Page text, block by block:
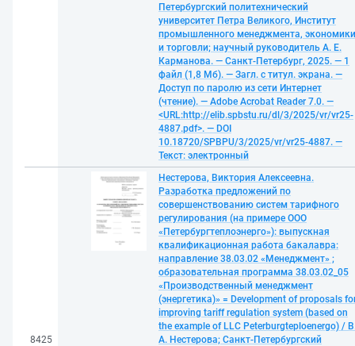
Петербургский политехнический
университет Петра Великого, Институт
промышленного менеджмента, экономики
и торговли; научный руководитель А. Е.
Карманова. — Санкт-Петербург, 2025. — 1
файл (1,8 Мб). — Загл. с титул. экрана. —
Доступ по паролю из сети Интернет
(чтение). — Adobe Acrobat Reader 7.0. —
<URL:http://elib.spbstu.ru/dl/3/2025/vr/vr25-
4887.pdf>. — DOI
10.18720/SPBPU/3/2025/vr/vr25-4887. —
Текст: электронный
8425
Нестерова, Виктория Алексеевна.
Разработка предложений по
совершенствованию систем тарифного
регулирования (на примере ООО
«Петербургтеплоэнерго»): выпускная
квалификационная работа бакалавра:
направление 38.03.02 «Менеджмент» ;
образовательная программа 38.03.02_05
«Производственный менеджмент
(энергетика)» = Development of proposals
improving tariff regulation system (based on
the example of LLC Peterburgteploenergo) /
А. Нестерова; Санкт-Петербургский